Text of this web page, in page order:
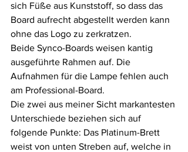
sich Füße aus Kunststoff, so dass das
Board aufrecht abgestellt werden kann
ohne das Logo zu zerkratzen.
Beide Synco-Boards weisen kantig
ausgeführte Rahmen auf. Die
Aufnahmen für die Lampe fehlen auch
am Professional-Board.
Die zwei aus meiner Sicht markantesten
Unterschiede beziehen sich auf
folgende Punkte: Das Platinum-Brett
weist von unten Streben auf, welche in